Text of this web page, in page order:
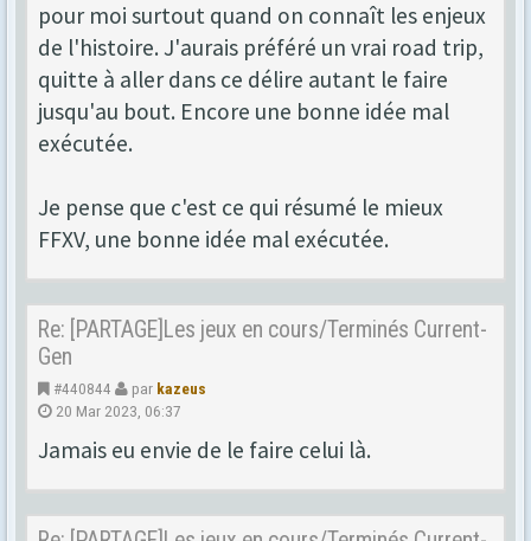
pour moi surtout quand on connaît les enjeux
de l'histoire. J'aurais préféré un vrai road trip,
quitte à aller dans ce délire autant le faire
jusqu'au bout. Encore une bonne idée mal
exécutée.
Je pense que c'est ce qui résumé le mieux
FFXV, une bonne idée mal exécutée.
Re: [PARTAGE]Les jeux en cours/Terminés Current-
Gen
#440844 par kazeus
20 Mar 2023, 06:37
Jamais eu envie de le faire celui là.